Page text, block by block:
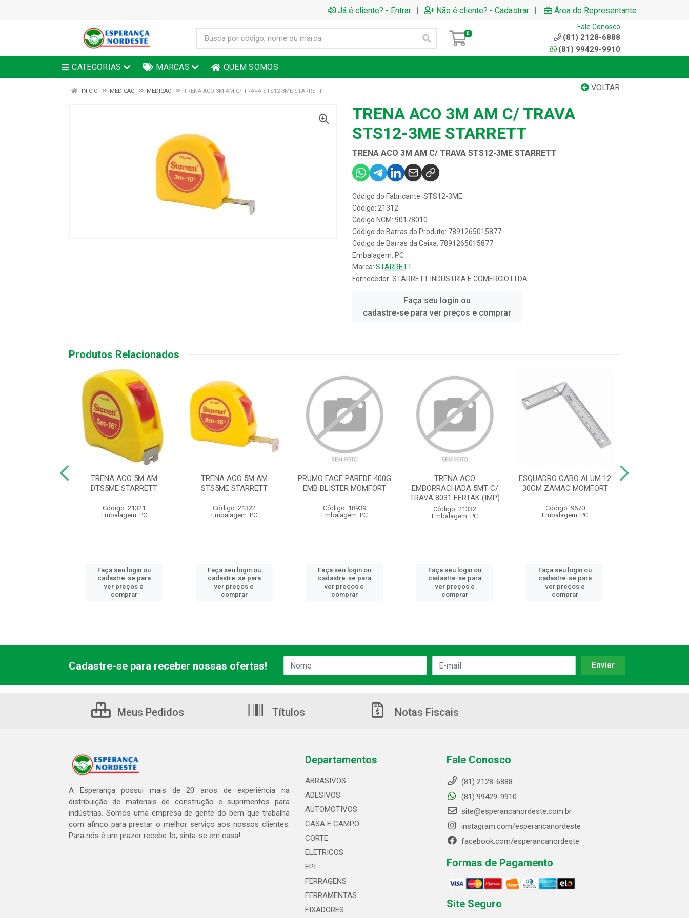
Já é cliente? - Entrar | Não é cliente? - Cadastrar | Área do Representante
0
Fale Conosco
(81) 2128-6888
(81) 99429-9910
CATEGORIAS MARCAS QUEM SOMOS
VOLTAR
INÍCIO MEDICAO MEDICAO TRENA ACO 3M AM C/ TRAVA STS12-3ME STARRETT
TRENA ACO 3M AM C/ TRAVA
STS12-3ME STARRETT
TRENA ACO 3M AM C/ TRAVA STS12-3ME STARRETT
Código do Fabricante: STS12-3ME
Código: 21312
Código NCM: 90178010
Código de Barras do Produto: 7891265015877
Código de Barras da Caixa: 7891265015877
Embalagem: PC
Marca: STARRETT
Fornecedor: STARRETT INDUSTRIA E COMERCIO LTDA
Faça seu login ou
cadastre-se para ver preços e comprar
Produtos Relacionados
TRENA ACO 5M AM
DTS5ME STARRETT
Código: 21321
Embalagem: PC
Faça seu login ou
cadastre-se para
ver preços e
comprar
TRENA ACO 5M AM
STS5ME STARRETT
Código: 21322
Embalagem: PC
Faça seu login ou
cadastre-se para
ver preços e
comprar
PRUMO FACE PAREDE 400G
EMB BLISTER MOMFORT
Código: 18939
Embalagem: PC
Faça seu login ou
cadastre-se para
ver preços e
comprar
TRENA ACO
EMBORRACHADA 5MT C/
TRAVA 8031 FERTAK (IMP)
Código: 21332
Embalagem: PC
Faça seu login ou
cadastre-se para
ver preços e
comprar
ESQUADRO CABO ALUM 12
30CM ZAMAC MOMFORT
Código: 9670
Embalagem: PC
Faça seu login ou
cadastre-se para
ver preços e
comprar
Cadastre-se para receber nossas ofertas!
Meus Pedidos Títulos Notas Fiscais
A Esperança possui mais de 20 anos de experiência na
distribuição de materiais de construção e suprimentos para
indústrias. Somos uma empresa de gente do bem que trabalha
com afinco para prestar o melhor serviço aos nossos clientes.
Para nós é um prazer recebe-lo, sinta-se em casa!
Departamentos
ABRASIVOS
ADESIVOS
AUTOMOTIVOS
CASA E CAMPO
CORTE
ELETRICOS
EPI
FERRAGENS
FERRAMENTAS
FIXADORES
Fale Conosco
(81) 2128-6888
(81) 99429-9910
site@esperancanordeste.com.br
instagram.com/esperancanordeste
facebook.com/esperancanordeste
Formas de Pagamento
Site Seguro